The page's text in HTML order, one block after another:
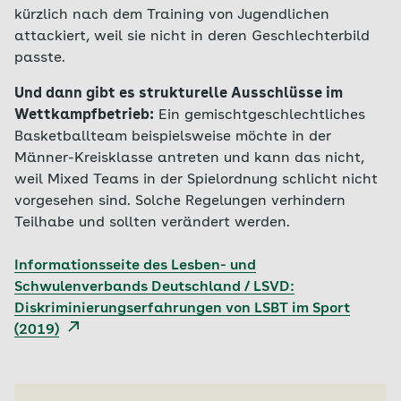
kürzlich nach dem Training von Jugendlichen
attackiert, weil sie nicht in deren Geschlechterbild
passte.
Und dann gibt es strukturelle Ausschlüsse im
Wettkampfbetrieb: Ein gemischtgeschlechtliches
Basketballteam beispielsweise möchte in der
Männer-Kreisklasse antreten und kann das nicht,
weil Mixed Teams in der Spielordnung schlicht nicht
vorgesehen sind. Solche Regelungen verhindern
Teilhabe und sollten verändert werden.
Informationsseite des Lesben- und
Schwulenverbands Deutschland / LSVD:
Diskriminierungserfahrungen von LSBT im Sport
(2019)